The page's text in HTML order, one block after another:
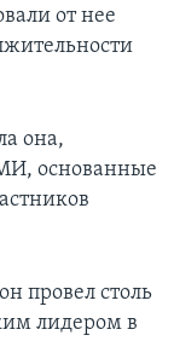
от нее
она,
основанные
провел столь
лидером в